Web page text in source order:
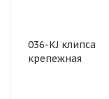
036-KJ клипса
крепежная